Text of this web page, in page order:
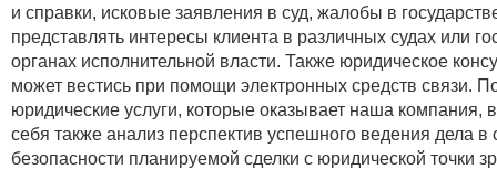
и справки, исковые заявления в суд, жалобы в
представлять интересы клиента в различных судах или
органах исполнительной власти. Также юридическое
может вестись при помощи электронных средств связи.
юридические услуги, которые оказывает наша компания,
себя также анализ перспектив успешного ведения дела в
безопасности планируемой сделки с юридической точки